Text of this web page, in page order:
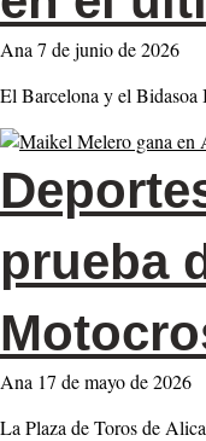
Ana 7 de junio de 2026
El Barcelona y el Bidasoa
prueba
Ana 17 de mayo de 2026
La Plaza de Toros de